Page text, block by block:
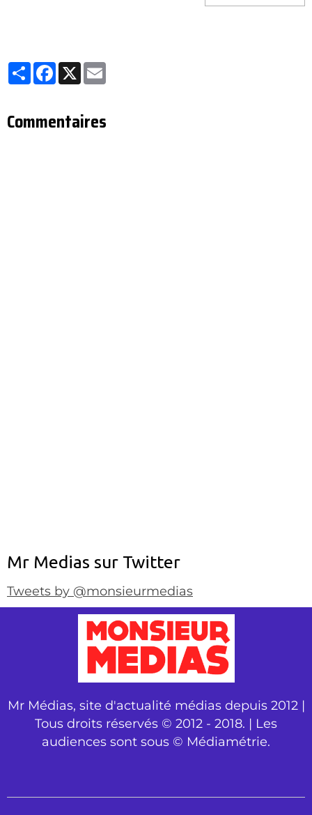
Partager
Facebook
X
Commentaires
Mr Medias sur Twitter
Tweets by @monsieurmedias
Mr Médias, site d'actualité médias depuis 2012 |
Tous droits réservés © 2012 - 2018. | Les
audiences sont sous © Médiamétrie.